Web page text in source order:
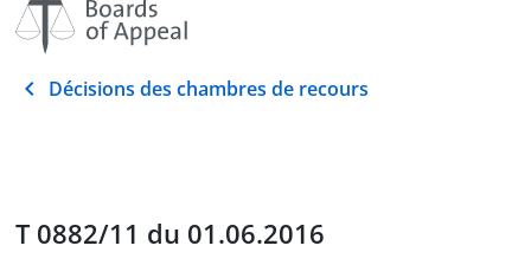
Décisions des chambres de recours
T 0882/11 du 01.06.2016